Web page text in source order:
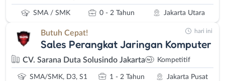
SMA / SMK 0 - 2 Tahun Jakarta Utara
Butuh Cepat!
Sales Perangkat Jaringan Komputer
CV. Sarana Duta Solusindo Jakarta Kompetitif
SMA/SMK, D3, S1 1 - 2 Tahun Jakarta Pusat
hari ini